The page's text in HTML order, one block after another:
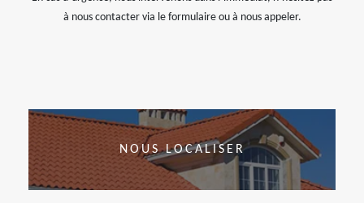
à nous contacter via le formulaire ou à nous appeler.
NOUS LOCALISER